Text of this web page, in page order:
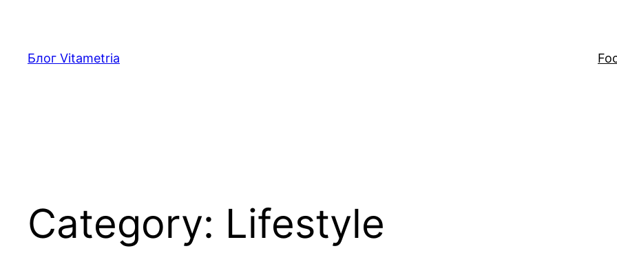
content
Блог Vitametria
Category: Lifestyle